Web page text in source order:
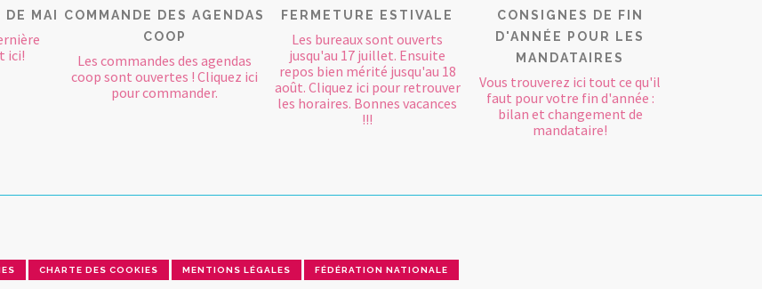
MAI
ici!
COMMANDE DES AGENDAS
COOP
Les commandes des agendas
coop sont ouvertes ! Cliquez ici
pour commander.
FERMETURE ESTIVALE
Les bureaux sont ouverts
jusqu'au 17 juillet. Ensuite
repos bien mérité jusqu'au 18
août. Cliquez ici pour retrouver
les horaires. Bonnes vacances
!!!
CONSIGNES DE FIN
D'ANNÉE POUR LES
MANDATAIRES
Vous trouverez ici tout ce qu'il
faut pour votre fin d'année :
bilan et changement de
mandataire!
CHARTE DES COOKIES MENTIONS LÉGALES FÉDÉRATION NATIONALE